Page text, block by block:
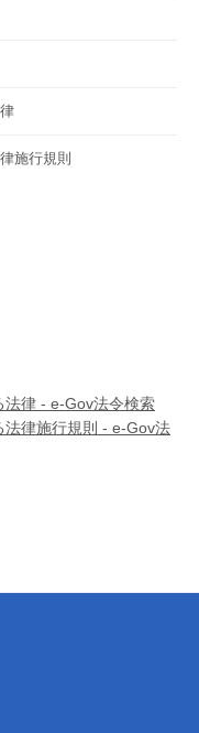
施行規則
法律 - e-Gov法令検索
律施行規則 - e-Gov法